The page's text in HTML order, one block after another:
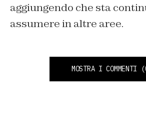
aggiungendo che sta
assumere in altre aree.
MOSTRA I COMMENTI